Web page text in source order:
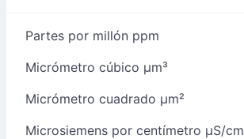
Partes por millón ppm
Micrómetro cúbico µm³
Micrómetro cuadrado µm²
Microsiemens por centímetro µS/cm